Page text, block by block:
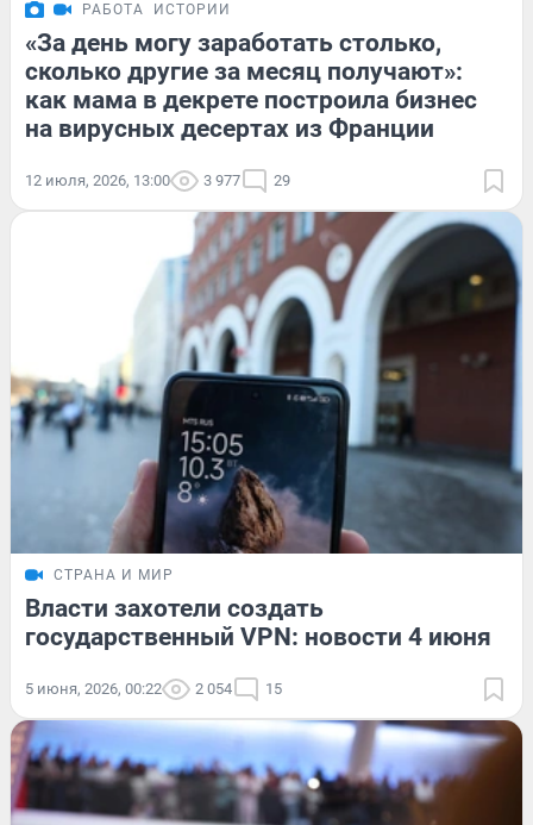
РАБОТА ИСТОРИИ
«За день могу заработать столько,
сколько другие за месяц получают»:
как мама в декрете построила бизнес
на вирусных десертах из Франции
12 июля, 2026, 13:00 3 977 29
СТРАНА И МИР
Власти захотели создать
государственный VPN: новости 4 июня
5 июня, 2026, 00:22 2 054 15